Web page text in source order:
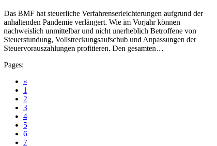
Das BMF hat steuerliche Verfahrenserleichterungen aufgrund der
anhaltenden Pandemie verlängert. Wie im Vorjahr können
nachweislich unmittelbar und nicht unerheblich Betroffene von
Steuerstundung, Vollstreckungsaufschub und Anpassungen der
Steuervorauszahlungen profitieren. Den gesamten…
Pages:
«
1
2
3
4
5
6
7